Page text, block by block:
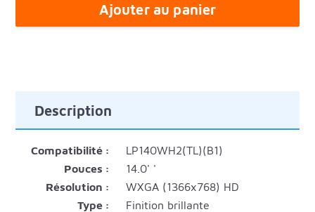
Ajouter au panier
Description
Compatibilité :
LP140WH2(TL)(B1)
Pouces :
14.0' '
Résolution :
WXGA (1366x768) HD
Type :
Finition brillante